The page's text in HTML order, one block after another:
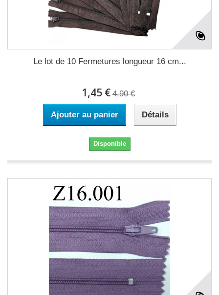
Le lot de 10 Fermetures longueur 16 cm...
1,45 € 4,90 €
Ajouter au panier Détails
Disponible